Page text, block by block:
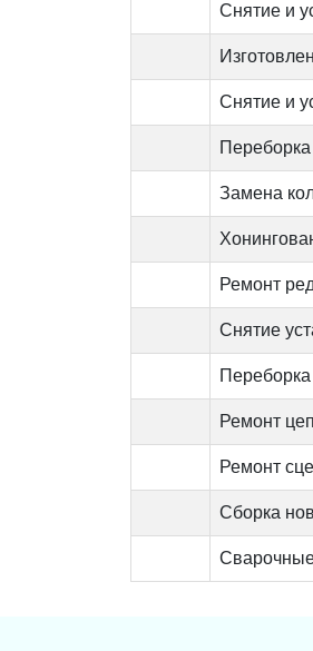
Снятие и
Снятие и
Замена
Ремонт
Снятие
Переборка
Ремонт
Ремонт
Сборка